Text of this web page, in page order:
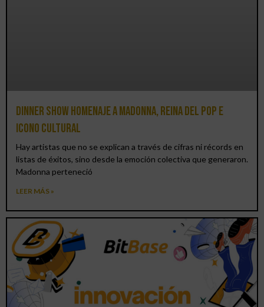
Dinner Show homenaje a Madonna, reina del pop e
icono cultural
Hay artistas que no se explican a través de cifras ni récords en
listas de éxitos, sino desde la emoción colectiva que generaron.
Madonna perteneció
LEER MÁS »